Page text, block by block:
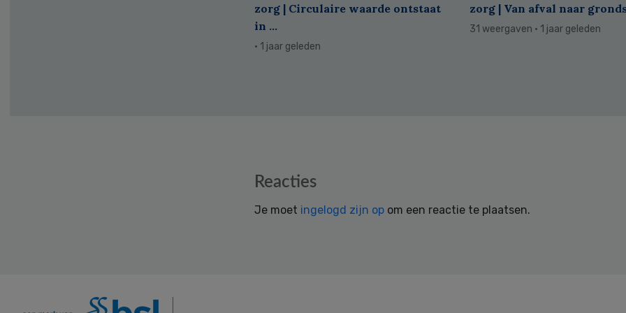
zorg | Circulaire waarde ontstaat
in ...
· 1 jaar geleden
zorg | Van afval naar
31 weergaven · 1 jaar geleden
Reacties
Je moet ingelogd zijn op om een reactie te plaatsen.